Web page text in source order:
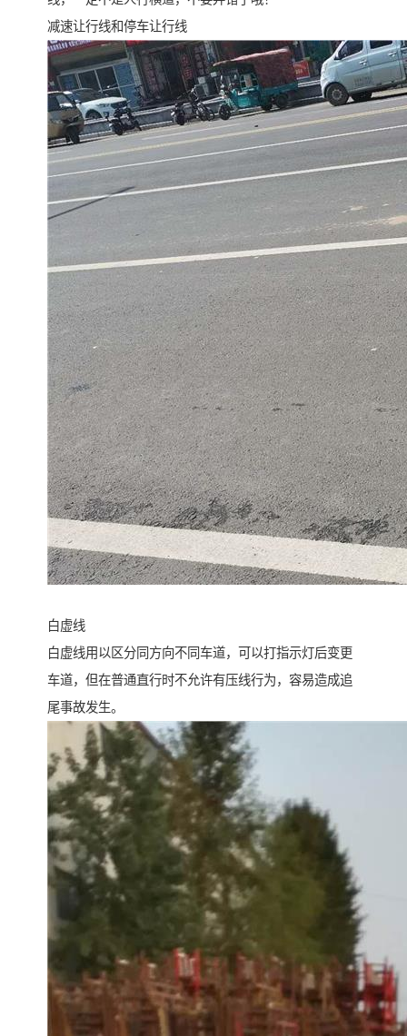
减速让行线和停车让行线
白虚线
白虚线用以区分同方向不同车道，可以打指示灯后变更
车道，但在普通直行时不允许有压线行为，容易造成追
尾事故发生。